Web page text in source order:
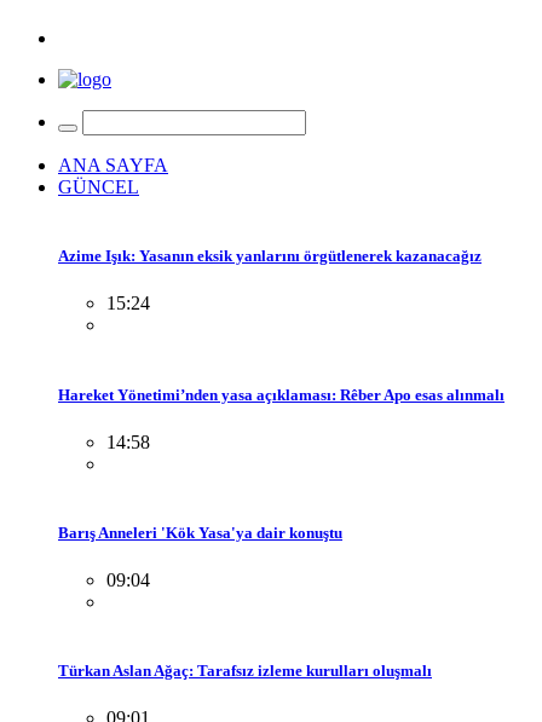
ANA SAYFA
GÜNCEL
Azime Işık: Yasanın eksik yanlarını örgütlenerek kazanacağız
15:24
Hareket Yönetimi’nden yasa açıklaması: Rêber Apo esas alınmalı
14:58
Barış Anneleri 'Kök Yasa'ya dair konuştu
09:04
Türkan Aslan Ağaç: Tarafsız izleme kurulları oluşmalı